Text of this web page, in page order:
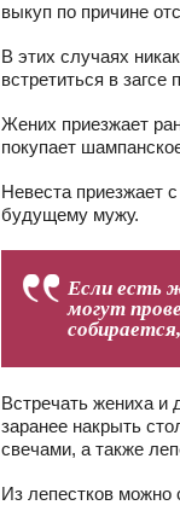
выкуп по причине
В этих случаях
встретиться в
Жених приезжает
покупает
Невеста приезжает
будущему мужу.
Если есть
могут
Встречать жениха и
заранее накрыть
свечами, а также
Из лепестков можно